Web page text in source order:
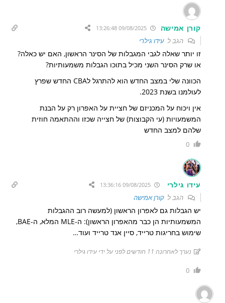
קורן אמישה 09/08/2025 13:26:48
הגב לעידו גילרי
זו יותר שאלה לגבי המגבלות של הסינר הראשון, האם יש כאלה?
או שרק הסינר השני מכיל בתוכו הגבלות משמעותיות?
הכוונה שלי במצב החדש הוא להתרגל לCBA החדש שפרץ
לעולמנו בשנת 2023.
אין ויכוח על המכניזם של חציית על האפרון רק על הבנת
המשמעויות (עי הקבוצות) של חצייה שכזו וההתאמה חוזית
שלהם למצב החדש
0
עידו גילרי 09/08/2025 13:36:16
הגב לקורן אמישה
יש הגבלות גם לאפרון הראשון (למעשה רוב ההגבלות
המשמעותיות הן כבר מהאפרון הראשון): ה-MLE המלא, ה-BAE,
שימוש בחריגות טרייד, סיין אנד טרייד ועוד…
נערך לאחרונה 11 חודשים לפני על ידי עידו גילרי
0